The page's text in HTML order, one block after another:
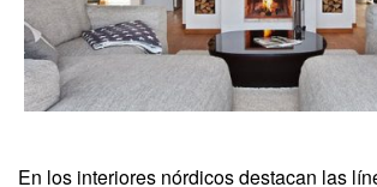
En los interiores nórdicos destacan las